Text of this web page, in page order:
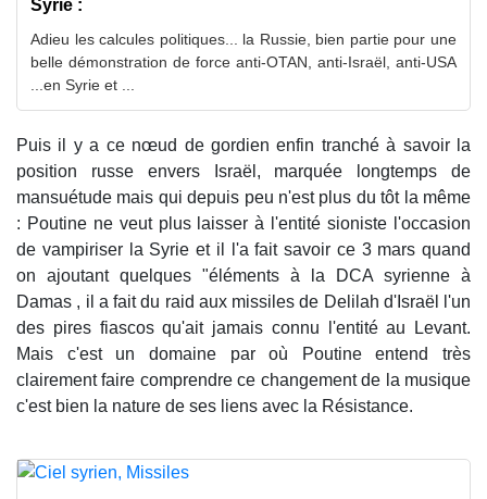
Syrie :
Adieu les calcules politiques... la Russie, bien partie pour une
belle démonstration de force anti-OTAN, anti-Israël, anti-USA
...en Syrie et ...
Puis il y a ce nœud de gordien enfin tranché à savoir la
position russe envers Israël, marquée longtemps de
mansuétude mais qui depuis peu n'est plus du tôt la même
: Poutine ne veut plus laisser à l'entité sioniste l'occasion
de vampiriser la Syrie et il l'a fait savoir ce 3 mars quand
on ajoutant quelques "éléments à la DCA syrienne à
Damas , il a fait du raid aux missiles de Delilah d'Israël l'un
des pires fiascos qu'ait jamais connu l'entité au Levant.
Mais c'est un domaine par où Poutine entend très
clairement faire comprendre ce changement de la musique
c'est bien la nature de ses liens avec la Résistance.